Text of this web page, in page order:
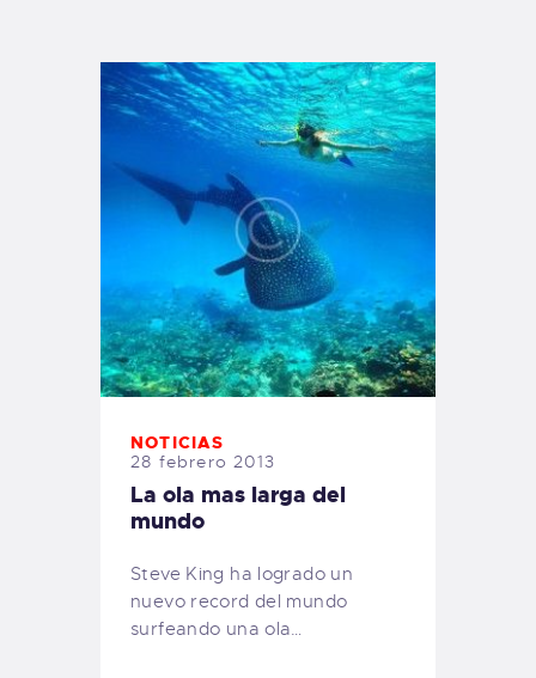
PEDIDOS
NOTICIAS
28 febrero 2013
La ola mas larga del
mundo
Steve King ha logrado un
nuevo record del mundo
surfeando una ola…